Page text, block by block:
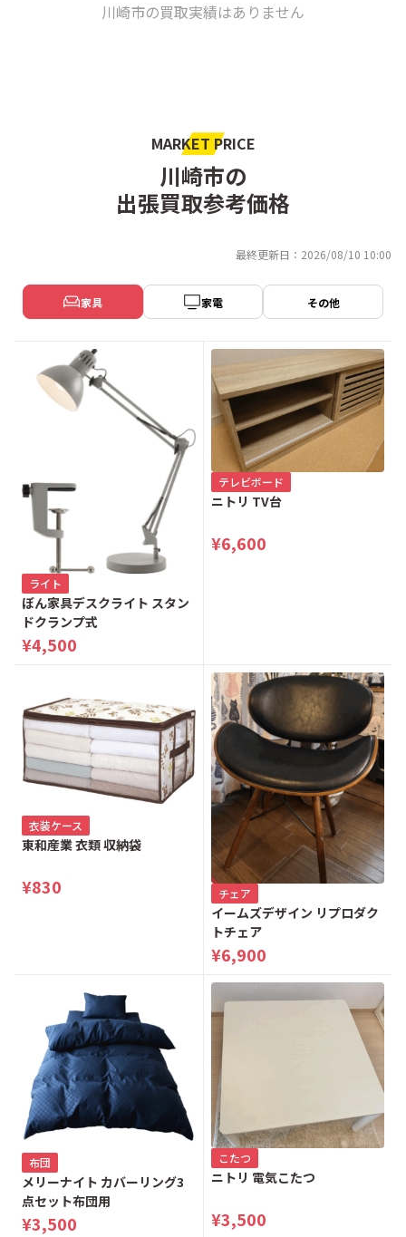
川崎市の買取実績はありません
MARKET PRICE
川崎市の
出張買取参考価格
最終更新日：2026/08/10 10:00
家具 家電 その他
ライト
ぼん家具デスクライト スタン
ドクランプ式
¥4,500
テレビボード
ニトリ TV台
¥6,600
衣装ケース
東和産業 衣類 収納袋
¥830 チェア
イームズデザイン リプロダク
トチェア
¥6,900
布団
メリーナイト カバーリング3
点セット布団用
¥3,500
こたつ
ニトリ 電気こたつ
¥3,500